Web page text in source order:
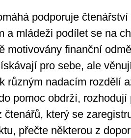
podporuje
a mládeži podílet se na
motivovány finanční
pro sebe, ale
různým nadacím rozdělí
pomoc obdrží, rozhodují
čtenářů, který se
přečte některou z